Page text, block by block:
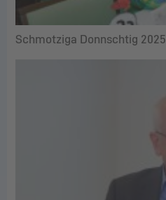
Schmotziga Donnschtig 2025